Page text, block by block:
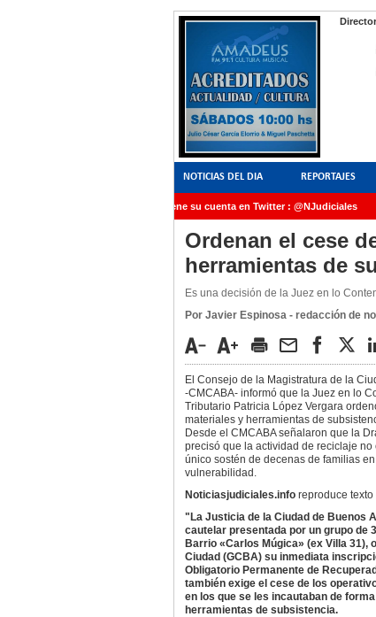
NOTICIAS DEL DIA REPORTAJES
NoticiasJudiciales.INFO tiene su cuenta en Twitter : @NJudiciales
AMIA quedó radicada ante el Juez Daniel RafecasOrdenan el cese
herramientas de
Es una decisión de la Juez en lo
Por Javier Espinosa - redacción de
El Consejo de la Magistratura de la
-CMCABA- informó que la Juez en lo
Tributario Patricia López Vergara
materiales y herramientas de
Desde el CMCABA señalaron que la
precisó que la actividad de reciclaje no
único sostén de decenas de familias
vulnerabilidad.
Noticiasjudiciales.inforeproduce texto
"La Justicia de la Ciudad de Buenos
cautelar presentada por un grupo de
Barrio «Carlos Múgica» (ex Villa 31),
Ciudad (GCBA) su inmediata
Obligatorio Permanente de
también exige el cese de los
en los que se les incautaban de
herramientas de subsistencia.